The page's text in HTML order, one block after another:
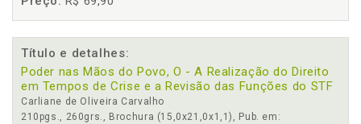
Título e detalhes:
Poder nas Mãos do Povo, O - A Realização do Direito
em Tempos de Crise e a Revisão das Funções do STF
Carliane de Oliveira Carvalho
210pgs., 260grs., Brochura (15,0x21,0x1,1), Pub. em: